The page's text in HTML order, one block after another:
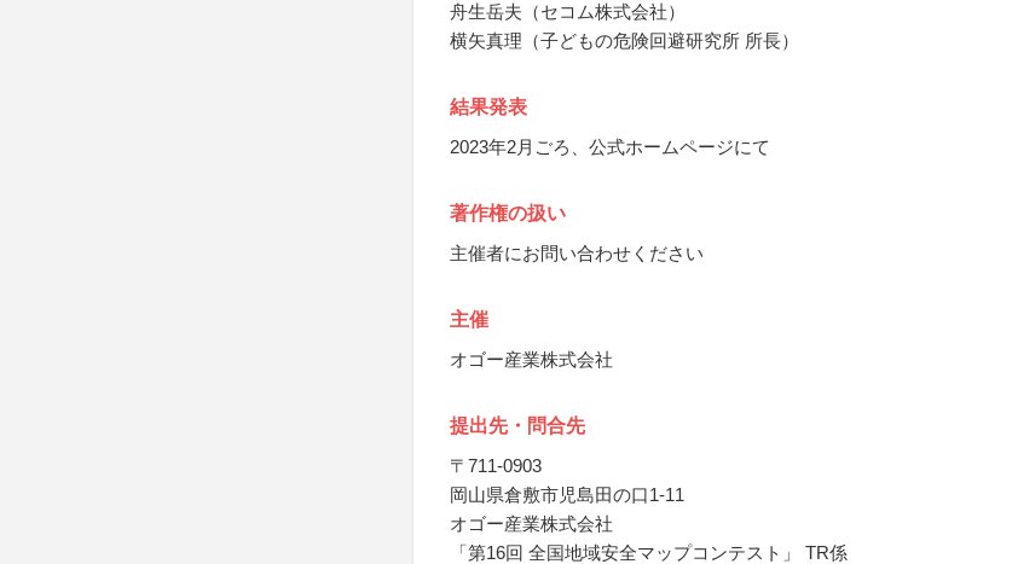
舟生岳夫（セコム株式会社）
横矢真理（子どもの危険回避研究所 所長）
結果発表
2023年2月ごろ、公式ホームページにて
著作権の扱い
主催者にお問い合わせください
主催
オゴー産業株式会社
提出先・問合先
〒711-0903
岡山県倉敷市児島田の口1-11
オゴー産業株式会社
「第16回 全国地域安全マップコンテスト」 TR係